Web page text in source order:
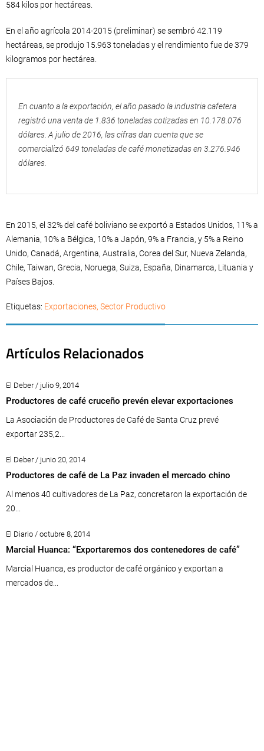
584 kilos por hectáreas.
En el año agrícola 2014-2015 (preliminar) se sembró 42.119
hectáreas, se produjo 15.963 toneladas y el rendimiento fue de 379
kilogramos por hectárea.
En cuanto a la exportación, el año pasado la industria cafetera
registró una venta de 1.836 toneladas cotizadas en 10.178.076
dólares. A julio de 2016, las cifras dan cuenta que se
comercializó 649 toneladas de café monetizadas en 3.276.946
dólares.
En 2015, el 32% del café boliviano se exportó a Estados Unidos, 11% a
Alemania, 10% a Bélgica, 10% a Japón, 9% a Francia, y 5% a Reino
Unido, Canadá, Argentina, Australia, Corea del Sur, Nueva Zelanda,
Chile, Taiwan, Grecia, Noruega, Suiza, España, Dinamarca, Lituania y
Países Bajos.
Etiquetas: Exportaciones, Sector Productivo
Artículos Relacionados
El Deber / julio 9, 2014
Productores de café cruceño prevén elevar exportaciones
La Asociación de Productores de Café de Santa Cruz prevé
exportar 235,2...
El Deber / junio 20, 2014
Productores de café de La Paz invaden el mercado chino
Al menos 40 cultivadores de La Paz, concretaron la exportación de
20...
El Diario / octubre 8, 2014
Marcial Huanca: “Exportaremos dos contenedores de café”
Marcial Huanca, es productor de café orgánico y exportan a
mercados de...